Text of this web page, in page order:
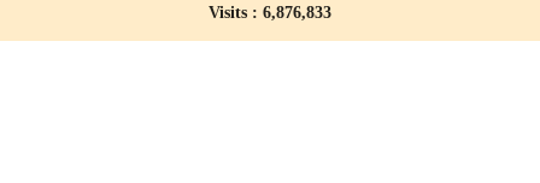
Visits : 6,876,833